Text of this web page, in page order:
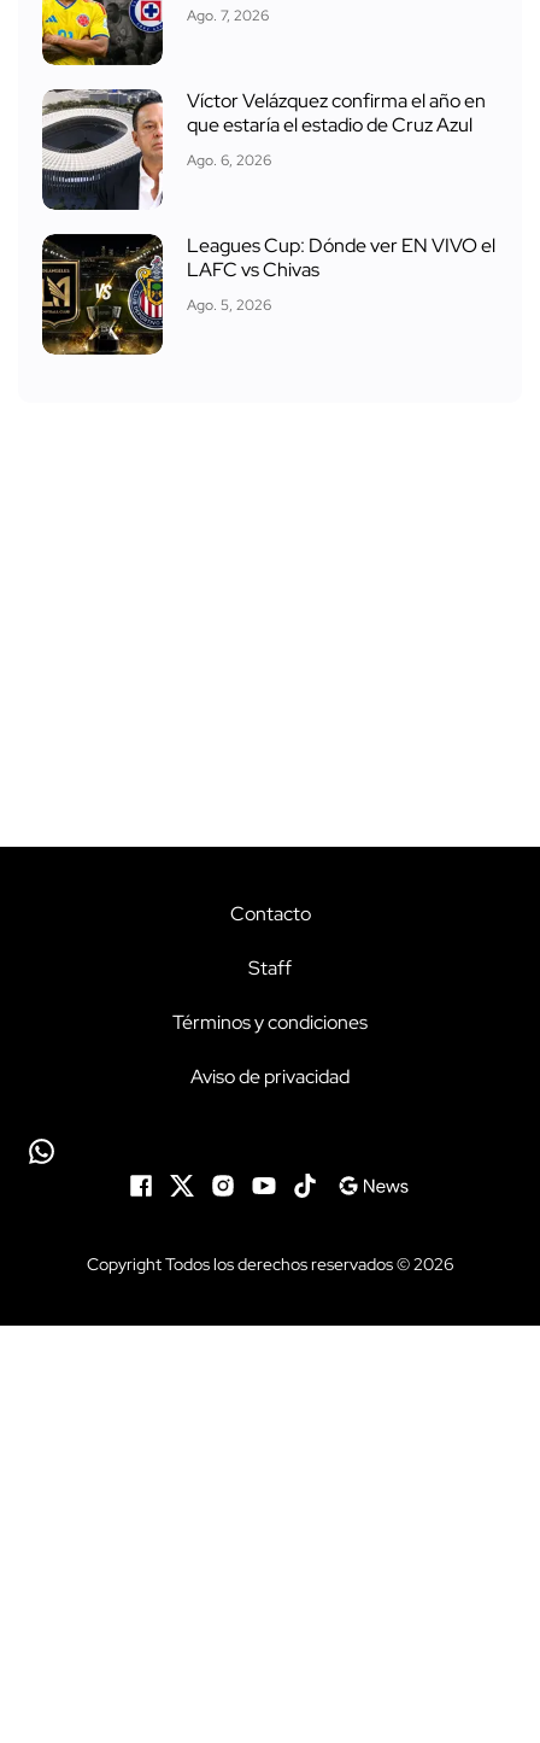
Ago. 7, 2026
Víctor Velázquez confirma el año en
que estaría el estadio de Cruz Azul
Ago. 6, 2026
Leagues Cup: Dónde ver EN VIVO el
LAFC vs Chivas
Ago. 5, 2026
Contacto
Staff
Términos y condiciones
Aviso de privacidad
Copyright Todos los derechos reservados © 2026